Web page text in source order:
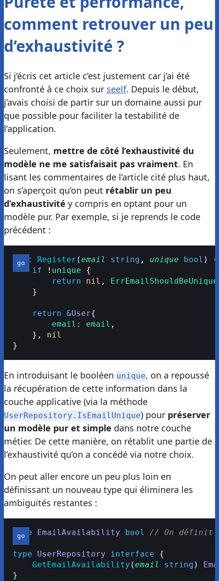
comment retrouver un peu
d’exhaustivité ?
Si j’écris cet article c’est justement car j’ai été
confronté à ce choix sur seelf. Depuis le début,
j’avais choisi de partir sur un domaine aussi pur
que possible pour faciliter la testabilité de
l’application.
Seulement, mettre de côté l’exhaustivité du
modèle ne me satisfaisait pas vraiment. En
lisant les commentaires de l’article cité plus haut,
on s’aperçoit qu’on peut rétablir un peu
d’exhaustivité y compris en optant pour un
modèle pur. Par exemple, si je reprends le code
précédent :
func Register (email string , unique bool ) (
    if
! unique {
        return
nil ,
ErrEmailShouldBeUnique
    }
    return
&User{
        email
: email ,
    },
nil
}
En introduisant le booléen unique, on a repoussé
la récupération de cette information dans la
couche applicative (via la méthode
UserRepository.IsEmailUnique) pour préserver
un modèle pur et simple dans notre couche
métier. De cette manière, on rétablit une partie de
l’exhaustivité qu’on a concédé via notre choix.
On peut aller encore un peu plus loin en
définissant un nouveau type qui éliminera les
ambiguïtés restantes :
type EmailAvailability bool // On définit
type UserRepository interface {
    GetEmailAvailability
(email string )
}